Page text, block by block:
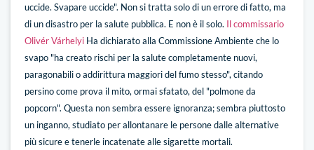
uccide. Svapare uccide". Non si tratta solo di un errore di fatto, ma
di un disastro per la salute pubblica. E non è il solo. Il commissario
Olivér Várhelyi Ha dichiarato alla Commissione Ambiente che lo
svapo "ha creato rischi per la salute completamente nuovi,
paragonabili o addirittura maggiori del fumo stesso", citando
persino come prova il mito, ormai sfatato, del "polmone da
popcorn". Questa non sembra essere ignoranza; sembra piuttosto
un inganno, studiato per allontanare le persone dalle alternative
più sicure e tenerle incatenate alle sigarette mortali.